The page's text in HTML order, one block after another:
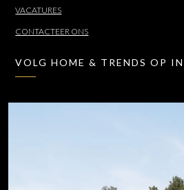
VACATURES
CONTACTEER ONS
VOLG HOME & TRENDS OP